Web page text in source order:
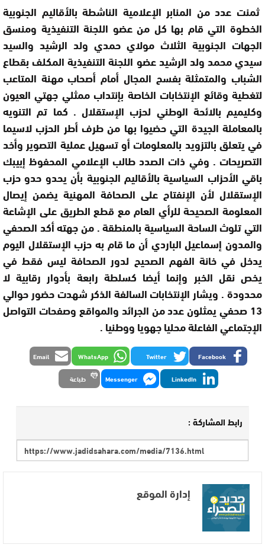
ثمنت عدد من المنابر الإعلامية الناشطة بالأقاليم الجنوبية
الخطوة التي قام بها كل من عضو اللجنة التنفيذية ومنسق
الجهات الجنوبية الثلاث مولاي حمدي ولد الرشيد والسيد
سيدي محمد ولد الرشيد عضو اللجنة التنفيذية المكلف بقطاع
الشباب والمتمثلة بفسح المجال أمام أصحاب مهنة المتاعب
لتغطية وقائع الإنتخابات الخاصة بإنتداب ممثلي جهتي العيون
وكليميم بالائحة الوطني لحزب الإستقلال . كما تم التنويه
بالمعاملة الجيدة التي حضيوا بها من طرف أطر الحزب لاسيما
في يتعلق بالتزويد بالمعلومات أو تسهيل عملية التصوير وأخد
التصريحات . وفي ذات الصدد طالب الإعلامي المحفوظ إبيبك
باقي الأحزاب السياسية بالأقاليم الجنوبية بأن يحدو حدو حزب
الإستقلال لأن الإنفتاح على الصحافة المهنية يضمن إيصال
المعلومة الصحيحة للرأي العام مع قطع الطريق على الإشاعة
التي تلوث الساحة السياسية بالمنطقة . من جهته أكد الصحفي
والمدون إسماعيل الباردي أن ما قام به حزب الإستقلال اليوم
يدخل في خانة الفهم الصحيح لدور الصحافة ليس فقط في
يخص نقل الخبر وإنما أيضا كسلطة رابعة بأدوار رقابية لا
محدودة . ويشار الإنتخابات السالفة الذكر شهدت حضور حوالي
13 صحفي يمثلون عدد من الجرائد والمواقع وصفحات التواصل
الإجتماعي الفاعلة محليا جهويا ووطنيا .
Facebook
Twitter
WhatsApp
Email
LinkedIn
Messenger طباعة
رابط المشاركة :
إدارة الموقع